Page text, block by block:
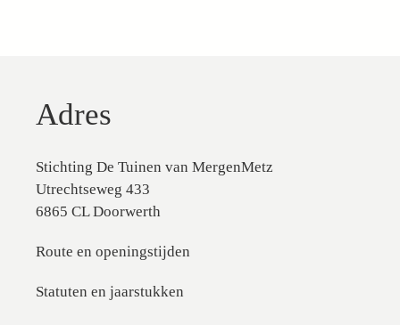
Adres
Stichting De Tuinen van MergenMetz
Utrechtseweg 433
6865 CL Doorwerth
Route en openingstijden
Statuten en jaarstukken